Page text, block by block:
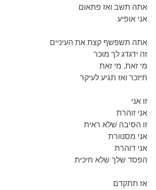
אתה תשב ואז פתאום
אני אופיע
אתה תשפשף קצת את העיניים
זה ידגדג לך מוכר
מי זאת, מי זאת
תיזכר ואז תגיע לעיקר
זו אני
אני זוהרת
זו הסיבה שלא ראית
אני מסנוורת
אני דוהרת
הפסד שלך שלא חיכית
אז תתקדם